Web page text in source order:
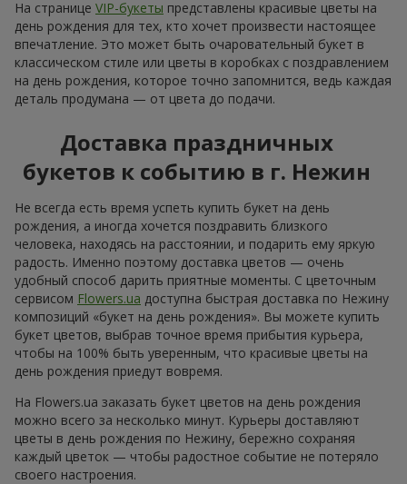
На странице VIP-букеты представлены красивые цветы на
день рождения для тех, кто хочет произвести настоящее
впечатление. Это может быть очаровательный букет в
классическом стиле или цветы в коробках с поздравлением
на день рождения, которое точно запомнится, ведь каждая
деталь продумана — от цвета до подачи.
Доставка праздничных
букетов к событию в г. Нежин
Не всегда есть время успеть купить букет на день
рождения, а иногда хочется поздравить близкого
человека, находясь на расстоянии, и подарить ему яркую
радость. Именно поэтому доставка цветов — очень
удобный способ дарить приятные моменты. С цветочным
сервисом Flowers.ua доступна быстрая доставка по Нежину
композиций «букет на день рождения». Вы можете купить
букет цветов, выбрав точное время прибытия курьера,
чтобы на 100% быть уверенным, что красивые цветы на
день рождения приедут вовремя.
На Flowers.ua заказать букет цветов на день рождения
можно всего за несколько минут. Курьеры доставляют
цветы в день рождения по Нежину, бережно сохраняя
каждый цветок — чтобы радостное событие не потеряло
своего настроения.